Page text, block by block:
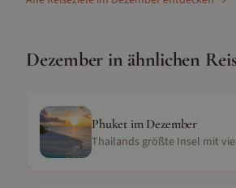
Dezember in ähnlichen
Phuket im Dezember